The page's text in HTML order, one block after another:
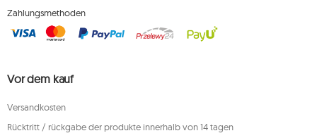
Zahlungsmethoden
Vor dem kauf
Versandkosten
Rücktritt / rückgabe der produkte innerhalb von 14 tagen